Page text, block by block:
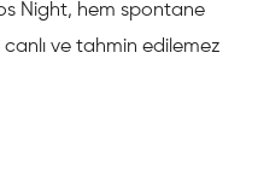
Night, hem spontane
canlı ve tahmin edilemez